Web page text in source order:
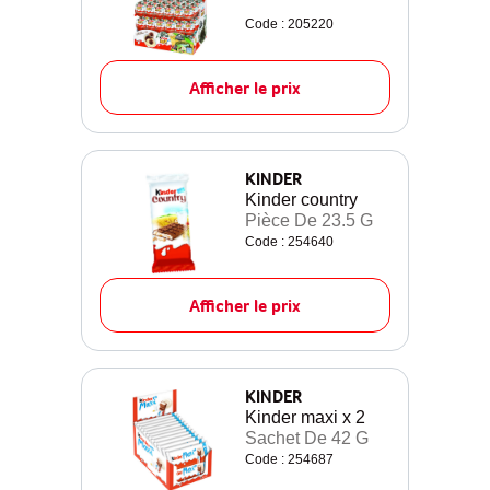
Code : 205220
Afficher le prix
KINDER
Kinder country
Pièce De 23.5 G
Code : 254640
Afficher le prix
KINDER
Kinder maxi x 2
Sachet De 42 G
Code : 254687